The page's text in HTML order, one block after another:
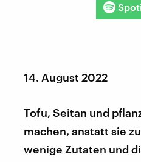
14. August 2022
Tofu, Seitan und
machen, anstatt sie
wenige Zutaten und